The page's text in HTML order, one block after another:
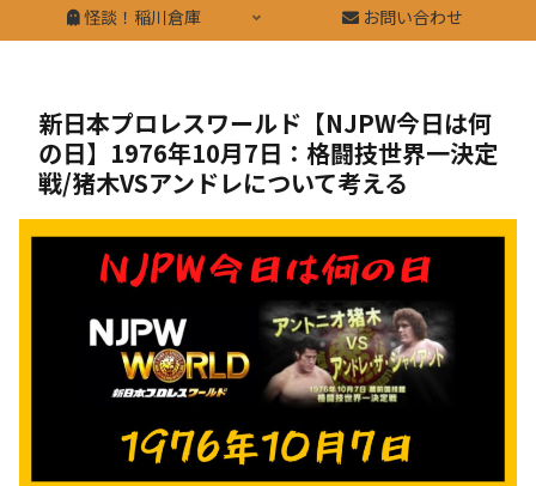
怪談！稲川倉庫
お問い合わせ
新日本プロレスワールド【NJPW今日は何
の日】1976年10月7日：格闘技世界一決定
戦/猪木VSアンドレについて考える